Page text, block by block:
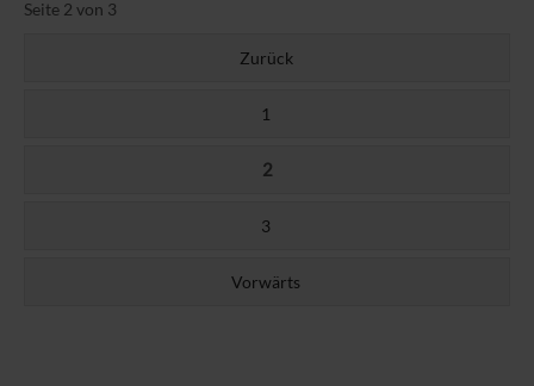
Seite 2 von 3
Zurück
1
2
3
Vorwärts